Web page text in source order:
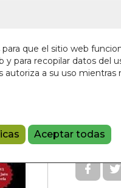
que el sitio web
para recopilar datos del
a su uso mientras
Aceptar todas
Tamaño:
Edición: